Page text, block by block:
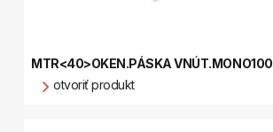
MTR<40>OKEN.PÁSKA VNÚT.MONO100
otvoriť produkt